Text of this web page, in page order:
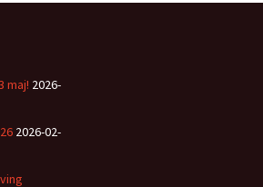
maj! 2026-
2026-02-